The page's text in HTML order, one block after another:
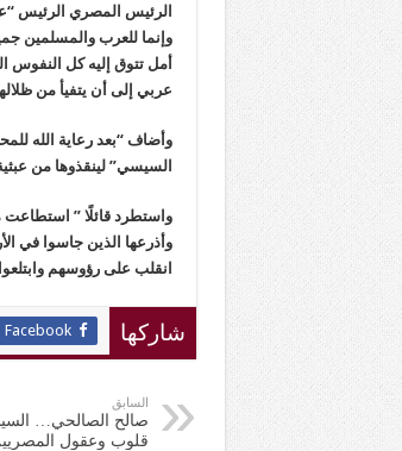
الرئيس المصري الرئيس
وإنما للعرب والمسلمين
أمل تتوق إليه كل النفوس
عربي إلى أن يتفيأ من
وأضاف “بعد رعاية الله
السيسي” لينقذوها من
واستطرد قائلًا ” استطاعت
وأذرعها الذين جاسوا في
انقلب على رؤوسهم
شاركها Facebook
السابق
صالح الصالحي…
قلوب وعقول